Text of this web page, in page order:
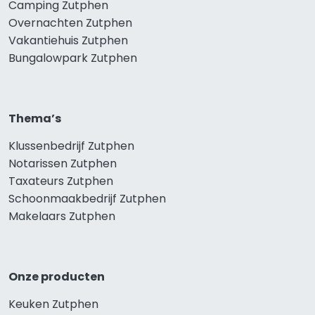
Camping Zutphen
Overnachten Zutphen
Vakantiehuis Zutphen
Bungalowpark Zutphen
Thema’s
Klussenbedrijf Zutphen
Notarissen Zutphen
Taxateurs Zutphen
Schoonmaakbedrijf Zutphen
Makelaars Zutphen
Onze producten
Keuken Zutphen